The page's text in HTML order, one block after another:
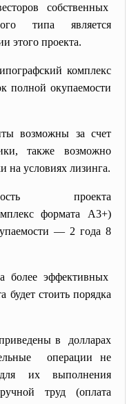
собственных
типа является
этого проекта.
комплекс
полной окупаемости
возможны за счет
также возможно
на условиях лизинга.
проекта
формата А3+)
— 2 года 8
более эффективных
будет стоить порядка
в долларах
операции не
их выполнения
труд (оплата